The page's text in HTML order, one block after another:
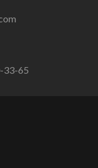
33-65